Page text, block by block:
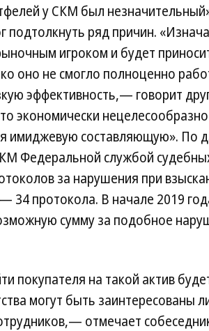
у СКМ был
подтолкнуть ряд причин.
игроком и будет
оно не смогло полноценно
эффективность,— говорит
экономически
имиджевую составляющую». По
Федеральной службой
за нарушения при
34 протокола. В начале 2019
сумму за подобное
покупателя на такой актив
могут быть заинтересованы
отмечает